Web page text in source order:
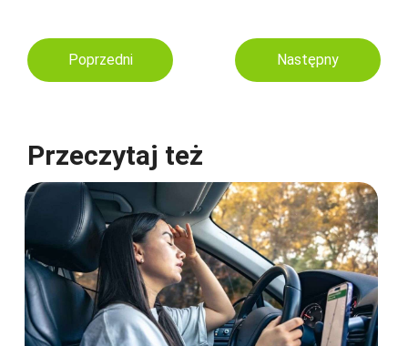
Poprzedni Następny
Przeczytaj też